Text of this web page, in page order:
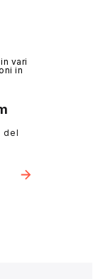
vari
in
del